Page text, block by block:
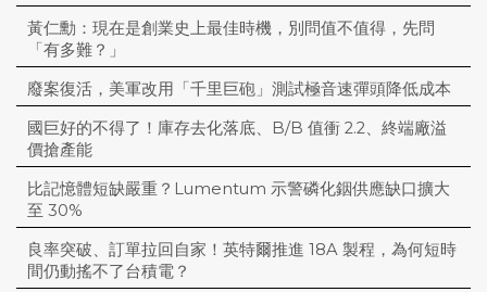
黃仁勳：現在是創業史上最佳時機，別問值不值得，先問
「有多難？」
廢案復活，美軍改用「千里巨砲」測試極音速彈頭降低成本
國巨好的不得了！庫存去化落底、B/B 值衝 2.2、終端廠溢
價搶產能
比記憶體短缺嚴重？Lumentum 示警磷化銦供應缺口擴大
至 30%
良率突破、訂單拉回自家！英特爾推進 18A 製程，為何短時
間仍動搖不了台積電？